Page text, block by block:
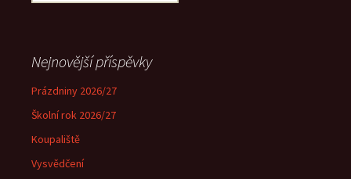
Nejnovější příspěvky
Prázdniny 2026/27
Školní rok 2026/27
Koupaliště
Vysvědčení